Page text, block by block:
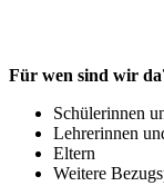
Für wen sind wir
Schülerinnen
Lehrerinnen
Eltern
Weitere